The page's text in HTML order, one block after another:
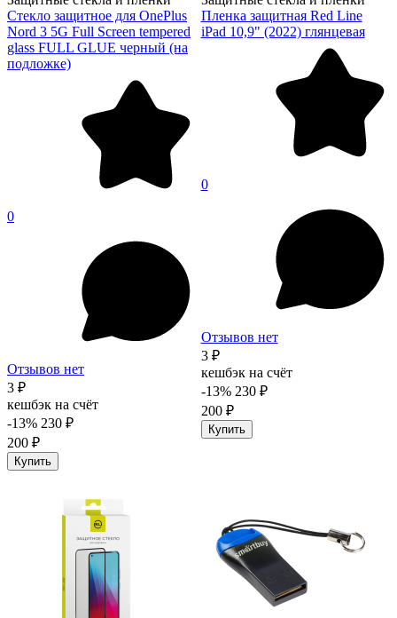
Стекло защитное для OnePlus
Nord 3 5G Full Screen tempered
glass FULL GLUE черный (на
подложке)
0
Отзывов нет
3 ₽
кешбэк на счёт
-13% 230 ₽
200 ₽
Купить
Пленка защитная Red Line
iPad 10,9" (2022) глянцевая
0
Отзывов нет
3 ₽
кешбэк на счёт
-13% 230 ₽
200 ₽
Купить